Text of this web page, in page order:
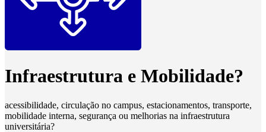
Infraestrutura e Mobilidade?
acessibilidade, circulação no campus, estacionamentos, transporte,
mobilidade interna, segurança ou melhorias na infraestrutura
universitária?